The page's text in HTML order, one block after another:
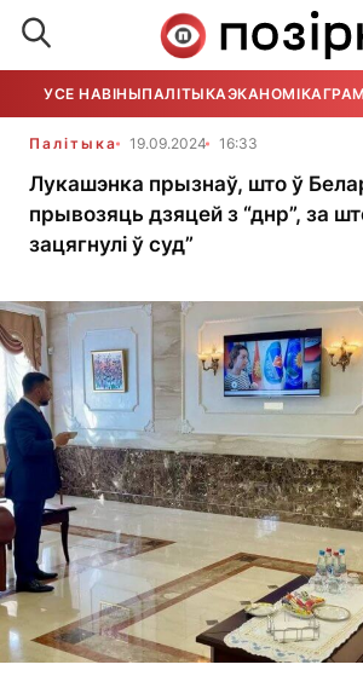
УСЕ НАВІНЫПАЛІТЫКАЭКАНОМІКА
Палітыка 19.09.2024 16:33
Лукашэнка прызнаў, што ў
прывозяць дзяцей з “днр”, за
зацягнулі ў суд”